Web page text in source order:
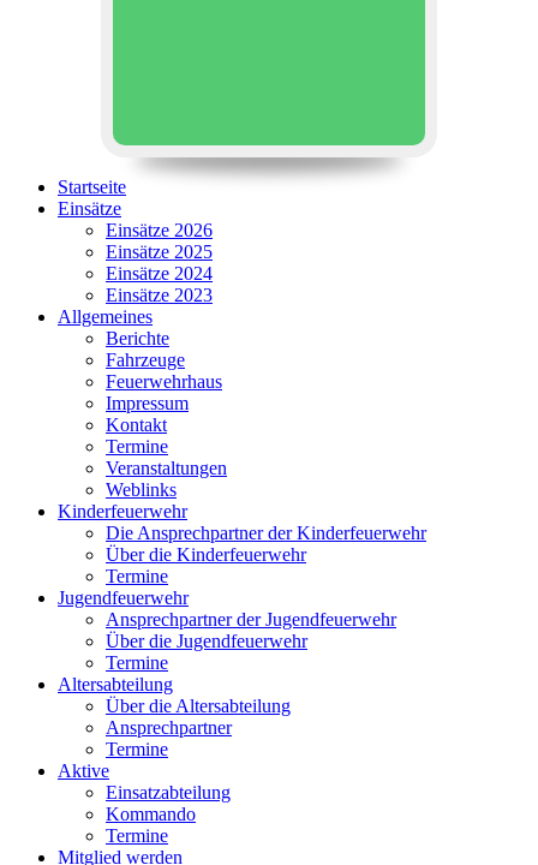
Startseite
Einsätze
Einsätze 2026
Einsätze 2025
Einsätze 2024
Einsätze 2023
Allgemeines
Berichte
Fahrzeuge
Feuerwehrhaus
Impressum
Kontakt
Termine
Veranstaltungen
Weblinks
Kinderfeuerwehr
Die Ansprechpartner der Kinderfeuerwehr
Über die Kinderfeuerwehr
Termine
Jugendfeuerwehr
Ansprechpartner der Jugendfeuerwehr
Über die Jugendfeuerwehr
Termine
Altersabteilung
Über die Altersabteilung
Ansprechpartner
Termine
Aktive
Einsatzabteilung
Kommando
Termine
Mitglied werden